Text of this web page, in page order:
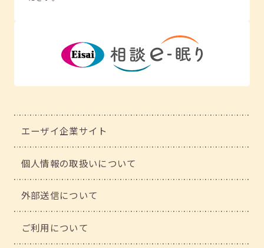
エーザイ企業サイト
個人情報の取扱いについて
外部送信について
ご利用について